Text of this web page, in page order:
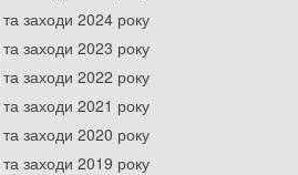
заходи 2024 року
заходи 2023 року
заходи 2022 року
заходи 2021 року
заходи 2020 року
заходи 2019 року